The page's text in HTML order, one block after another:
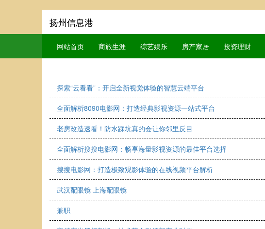
扬州信息港
网站首页 商旅生涯 综艺娱乐 房产家居 投资理财
探索“云看看”：开启全新视觉体验的智慧云端平台
全面解析8090电影网：打造经典影视资源一站式平台
老房改造速看！防水踩坑真的会让你邻里反目
全面解析搜搜电影网：畅享海量影视资源的最佳平台选择
搜搜电影网：打造极致观影体验的在线视频平台解析
武汉配眼镜 上海配眼镜
兼职